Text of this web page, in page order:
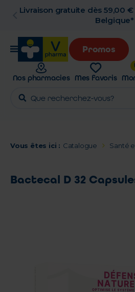
Livraison gratuite dès 59,00
Belgique*
Promos
Nos pharmacies Mes favoris
Vous êtes ici : Catalogue Santé
Bactecal D 32